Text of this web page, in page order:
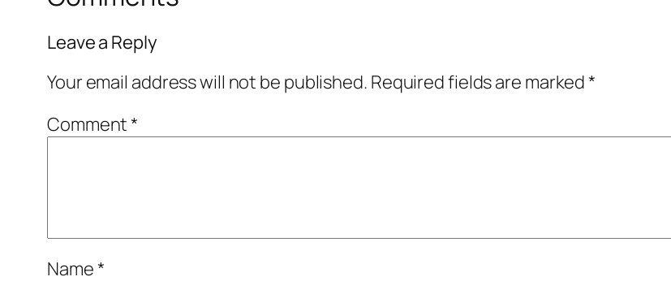
Leave a Reply
Your email address will not be published. Required fields are marked*
Comment*
Name*